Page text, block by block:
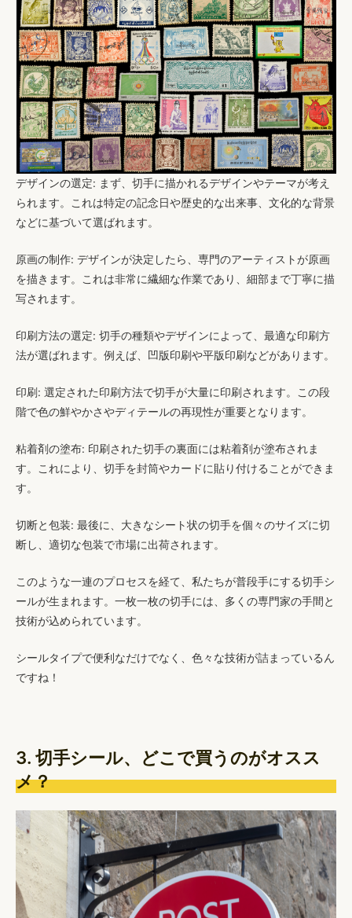
デザインの選定: まず、切手に描かれるデザインやテーマが考え
られます。これは特定の記念日や歴史的な出来事、文化的な背景
などに基づいて選ばれます。
原画の制作: デザインが決定したら、専門のアーティストが原画
を描きます。これは非常に繊細な作業であり、細部まで丁寧に描
写されます。
印刷方法の選定: 切手の種類やデザインによって、最適な印刷方
法が選ばれます。例えば、凹版印刷や平版印刷などがあります。
印刷 : 選定された印刷方法で切手が大量に印刷されます。この段
階で色の鮮やかさやディテールの再現性が重要となります。
粘着剤の塗布: 印刷された切手の裏面には粘着剤が塗布されま
す。これにより、切手を封筒やカードに貼り付けることができま
す。
切断と包装: 最後に、大きなシート状の切手を個々のサイズに切
断し、適切な包装で市場に出荷されます。
このような一連のプロセスを経て、私たちが普段手にする切手シ
ールが生まれます。一枚一枚の切手には、多くの専門家の手間と
技術が込められています。
シールタイプで便利なだけでなく、色々な技術が詰まっているん
ですね！
3. 切手シール、どこで買うのがオスス
メ？